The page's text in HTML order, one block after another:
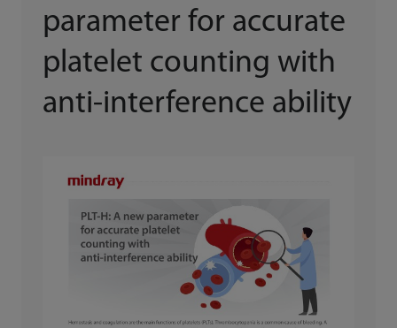
parameter for accurate
platelet counting with
anti-interference ability